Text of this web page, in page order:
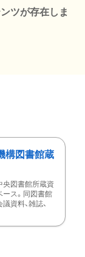
ツが存在しま
構図書館蔵
央図書館所蔵資
ス。同図書館
資料、雑誌、